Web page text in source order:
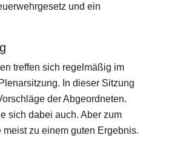
und ein
treffen sich regelmäßig im
In dieser Sitzung
der Abgeordneten.
sich dabei auch. Aber zum
zu einem guten Ergebnis.